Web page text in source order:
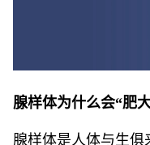
腺样体为什么会“肥大
腺样体是人体与生俱